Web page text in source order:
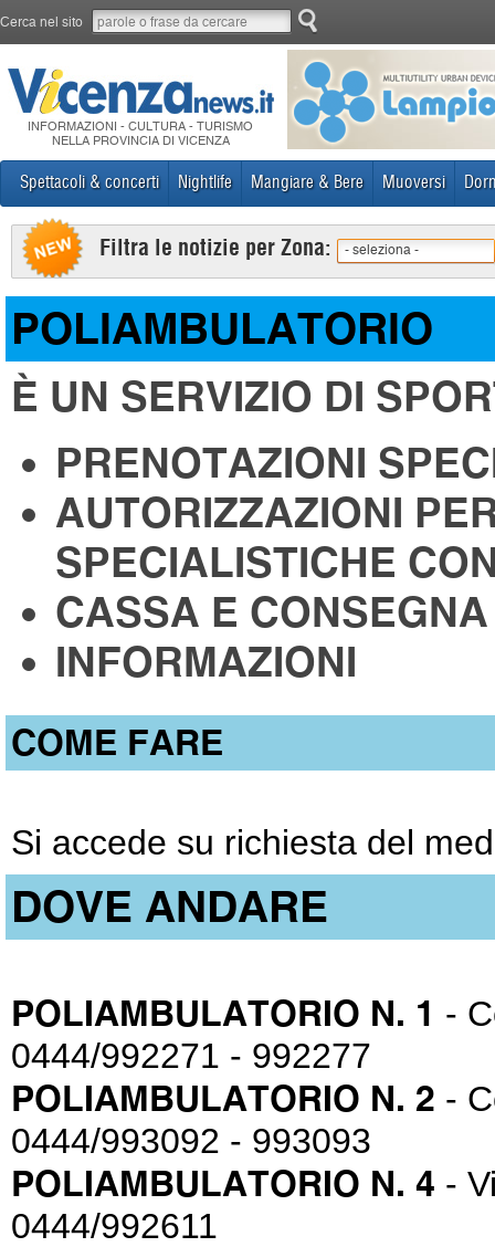
Cerca nel sito
INFORMAZIONI - CULTURA - TURISMO
NELLA PROVINCIA DI VICENZA
Spettacoli & concerti Nightlife Mangiare & Bere Muoversi
Filtra le notizie per Zona: - seleziona -
POLIAMBULATORIO
È UN SERVIZIO DI
PRENOTAZIONI
AUTORIZZAZIONI
SPECIALISTICHE
CASSA E
INFORMAZIONI
COME FARE
Si accede su richiesta del
DOVE ANDARE
POLIAMBULATORIO N. 1 -
0444/992271 - 992277
POLIAMBULATORIO N. 2 -
0444/993092 - 993093
POLIAMBULATORIO N. 4 -
0444/992611